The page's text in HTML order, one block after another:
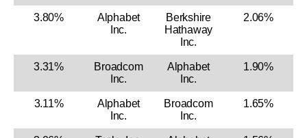
3.80%
Alphabet
Inc.
Berkshire
Hathaway
Inc.
2.06%
3.31%
Broadcom
Inc.
Alphabet
Inc.
1.90%
3.11%
Alphabet
Inc.
Broadcom
Inc.
1.65%